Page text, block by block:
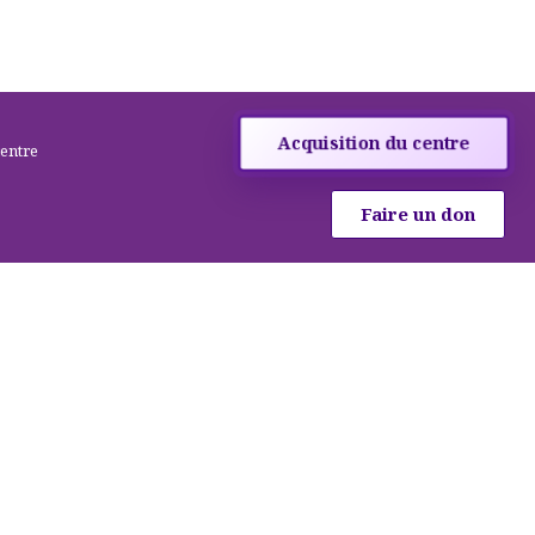
Acquisition du centre
Faire un don